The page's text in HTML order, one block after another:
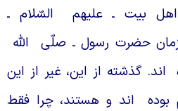
بيت ـ عليهم
السّلام ـ
حضرت رسول ـ صلّى اللّه
گذشته از اين، غير از اين
اند و هستند، چرا فقط